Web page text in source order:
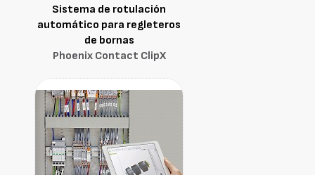
Sistema de rotulación
automático para regleteros
de bornas
Phoenix Contact ClipX